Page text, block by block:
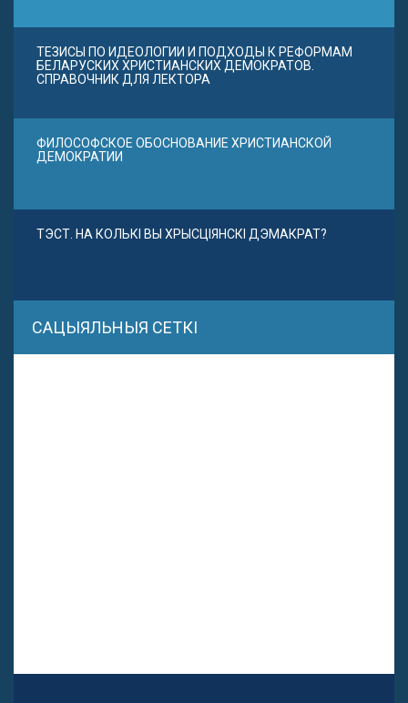
ТЕЗИСЫ ПО ИДЕОЛОГИИ И ПОДХОДЫ К РЕФОРМАМ
БЕЛАРУСКИХ ХРИСТИАНСКИХ ДЕМОКРАТОВ.
СПРАВОЧНИК ДЛЯ ЛЕКТОРА
ФИЛОСОФСКОЕ ОБОСНОВАНИЕ ХРИСТИАНСКОЙ
ДЕМОКРАТИИ
ТЭСТ. НА КОЛЬКІ ВЫ ХРЫСЦІЯНСКІ ДЭМАКРАТ?
САЦЫЯЛЬНЫЯ СЕТКІ